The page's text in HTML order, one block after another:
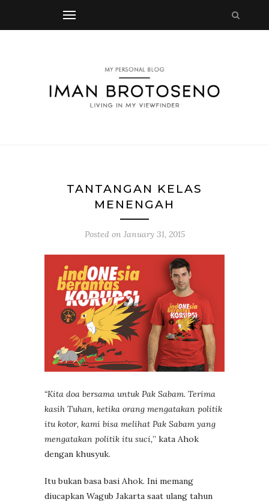
TANTANGAN KELAS
MENENGAH
Posted on January 31, 2015
“Kita doa bersama untuk Pak Sabam. Terima
kasih Tuhan, ketika orang mengatakan politik
itu kotor, kami bisa melihat Pak Sabam yang
mengatakan politik itu suci,” kata Ahok
dengan khusyuk.
Itu bukan basa basi Ahok. Ini memang
diucapkan Wagub Jakarta saat ulang tahun